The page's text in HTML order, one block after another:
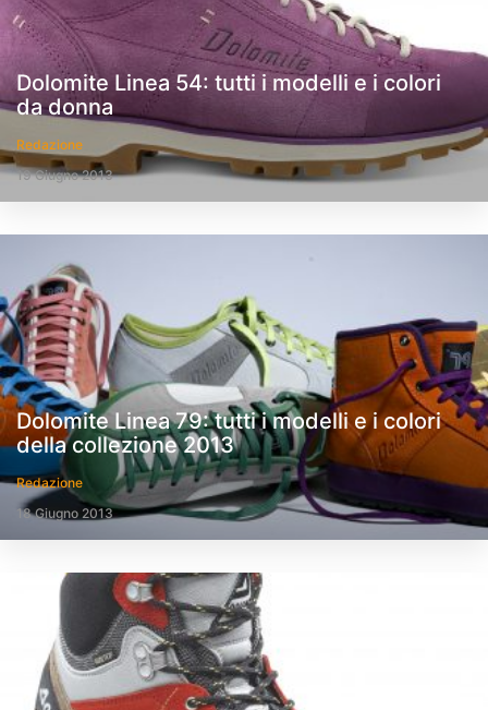
Dolomite Linea 54: tutti i modelli e i colori
da donna
Redazione
19 Giugno 2013
Dolomite Linea 79: tutti i modelli e i colori
della collezione 2013
Redazione
18 Giugno 2013